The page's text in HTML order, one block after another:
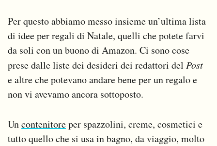
Esci
Per questo abbiamo messo insieme un’ultima lista
di idee per regali di Natale, quelli che potete farvi
da soli con un buono di Amazon. Ci sono cose
prese dalle liste dei desideri dei redattori del Post
e altre che potevano andare bene per un regalo e
non vi avevamo ancora sottoposto.
Uncontenitoreper spazzolini, creme, cosmetici e
tutto quello che si usa in bagno, da viaggio, molto